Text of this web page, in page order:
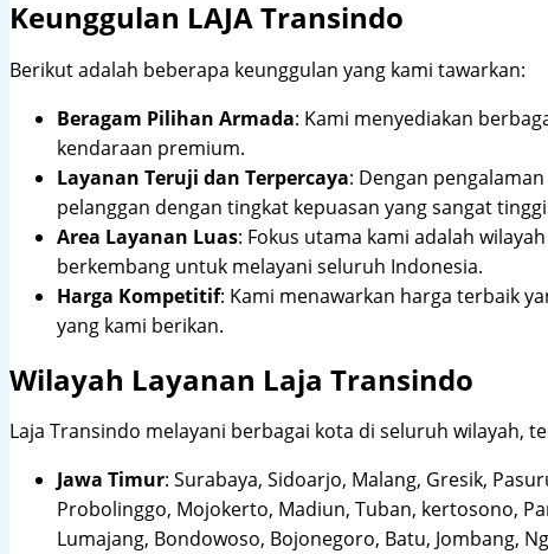
Keunggulan LAJA Transindo
Berikut adalah beberapa keunggulan yang kami tawarkan:
Beragam Pilihan Armada: Kami menyediakan
kendaraan premium.
Layanan Teruji dan Terpercaya: Dengan
pelanggan dengan tingkat kepuasan yang sangat
Area Layanan Luas: Fokus utama kami adalah
berkembang untuk melayani seluruh Indonesia.
Harga Kompetitif: Kami menawarkan harga terbaik
yang kami berikan.
Wilayah Layanan Laja Transindo
Laja Transindo melayani berbagai kota di seluruh wilayah,
Jawa Timur: Surabaya, Sidoarjo, Malang, Gresik,
Probolinggo, Mojokerto, Madiun, Tuban, kertosono,
Lumajang, Bondowoso, Bojonegoro, Batu, Jombang,